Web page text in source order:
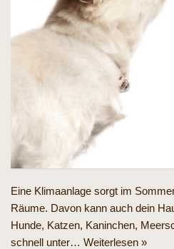
Eine Klimaanlage sorgt im
Räume. Davon kann auch dein
Hunde, Katzen, Kaninchen,
schnell unter… Weiterlesen »